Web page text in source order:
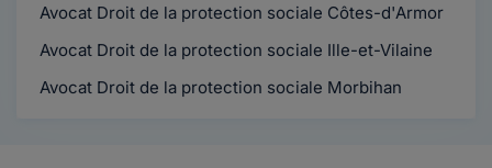
Avocat Droit de la protection sociale Côtes-d'Armor
Avocat Droit de la protection sociale Ille-et-Vilaine
Avocat Droit de la protection sociale Morbihan